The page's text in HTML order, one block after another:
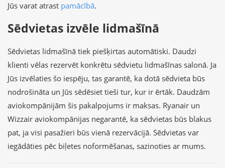
Jūs varat atrast pamācībā.
Sēdvietas izvēle lidmašīnā
Sēdvietas lidmašīnā tiek piešķirtas automātiski. Daudzi
klienti vēlas rezervēt konkrētu sēdvietu lidmašīnas salonā. Ja
Jūs izvēlaties šo iespēju, tas garantē, ka dotā sēdvieta būs
nodrošināta un Jūs sēdēsiet tieši tur, kur ir ērtāk. Daudzām
aviokompānijām šis pakalpojums ir maksas. Ryanair un
Wizzair aviokompānijas negarantē, ka sēdvietas būs blakus
pat, ja visi pasažieri būs vienā rezervācijā. Sēdvietas var
iegādāties pēc biļetes noformēšanas, sazinoties ar mums.